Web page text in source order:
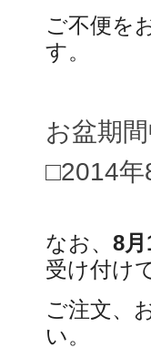
ご不便を
す。
お盆期
□2014年
なお、 8
受け付け
ご注文、
い。